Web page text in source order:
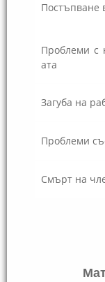
Постъпване
Проблеми с
ата
Загуба на
Проблеми
Смърт на